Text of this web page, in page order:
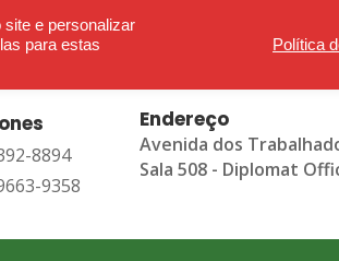
8894
9358
Endereço
Avenida dos
Sala 508 - Diplomat
e personalizar
para estas
Política